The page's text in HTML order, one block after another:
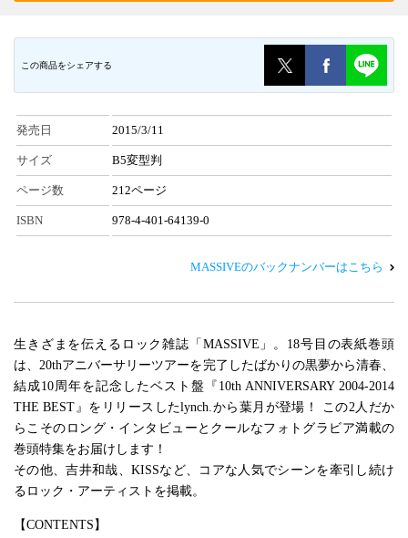
この商品をシェアする
発売日 2015/3/11
サイズ B5変型判
ページ数 212ページ
ISBN 978-4-401-64139-0
MASSIVEのバックナンバーはこちら
生きざまを伝えるロック雑誌「MASSIVE」。18号目の表紙巻頭
は、20thアニバーサリーツアーを完了したばかりの黒夢から清春、
結成10周年を記念したベスト盤『10th ANNIVERSARY 2004-2014
THE BEST』をリリースしたlynch.から葉月が登場！ この2人だか
らこそのロング・インタビューとクールなフォトグラビア満載の
巻頭特集をお届けします！
その他、吉井和哉、KISSなど、コアな人気でシーンを牽引し続け
るロック・アーティストを掲載。
【CONTENTS】